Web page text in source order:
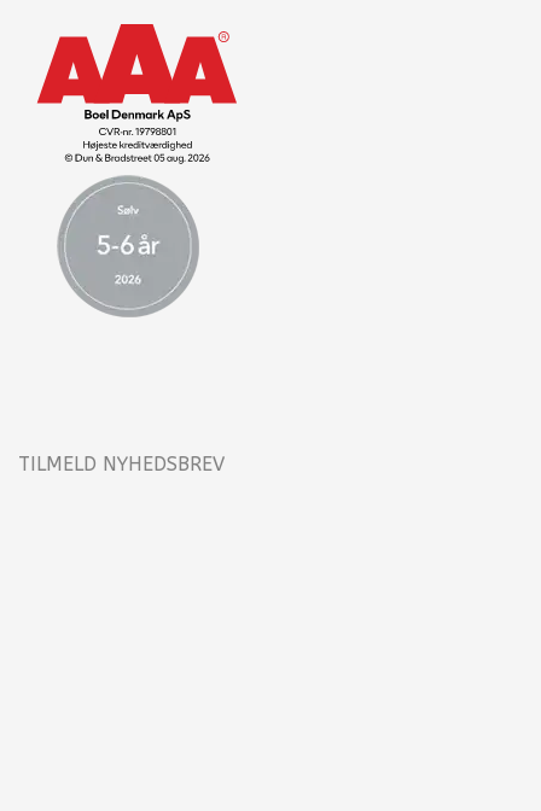
TILMELD NYHEDSBREV